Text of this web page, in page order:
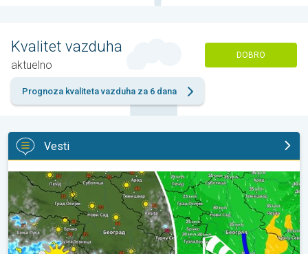
Kvalitet vazduha
aktuelno
DOBRO
Prognoza kvaliteta vazduha za 6 dana
Vesti
Za koji stepen svežije, uz severni vetar. Tek poneki pljusak. . .